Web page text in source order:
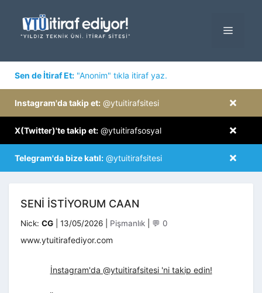
MENÜ
Sen de İtiraf Et: "Anonim" tıkla itiraf yaz.
×
Instagram'da takip et: @ytuitirafsitesi
×
X(Twitter)'te takip et: @ytuitirafsosyal
×
Telegram'da bize katıl: @ytuitirafsitesi
SENI ISTIYORUM CAAN
Nick: CG 13/05/2026 Kategoriler
Pişmanlık 💬 0
www.ytuitirafediyor.com
İnstagram'da @ytuitirafsitesi 'ni takip edin!